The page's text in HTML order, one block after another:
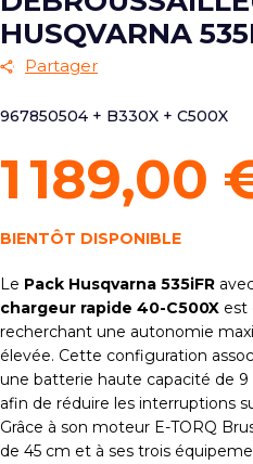
HUSQVARNA
Partager
967850504 + B330X + C500X
1 189,00
BIENTÔT DISPONIBLE
Le Pack Husqvarna 535iFR
chargeur rapide 40-C500X est
recherchant une autonomie
élevée. Cette configuration
une batterie haute capacité de 9
afin de réduire les interruptions
Grâce à son moteur E-TORQ
de 45 cm et à ses trois